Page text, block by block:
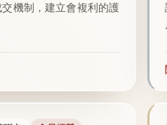
機制，建立會複利的護